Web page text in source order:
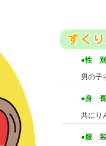
●性 別
男の子
●身
共にり
●服 装